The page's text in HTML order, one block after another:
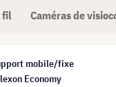
fil Caméras de
mobile/fixe
Economy